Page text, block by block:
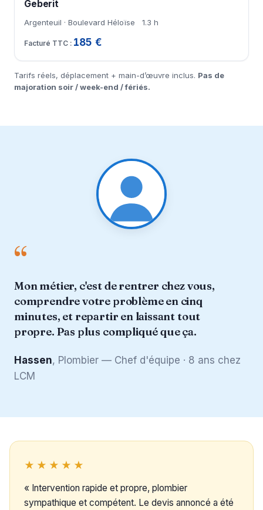
Geberit
Argenteuil · Boulevard Héloïse 1.3 h
185 €
Tarifs réels, déplacement + main-d’œuvre inclus. Pas de
majoration soir / week-end / fériés.
“
Mon métier, c'est de rentrer chez vous,
comprendre votre problème en cinq
minutes, et repartir en laissant tout
propre. Pas plus compliqué que ça.
Hassen, Plombier — Chef d'équipe · 8 ans chez
LCM
★★★★★
« Intervention rapide et propre, plombier
sympathique et compétent. Le devis annoncé a été